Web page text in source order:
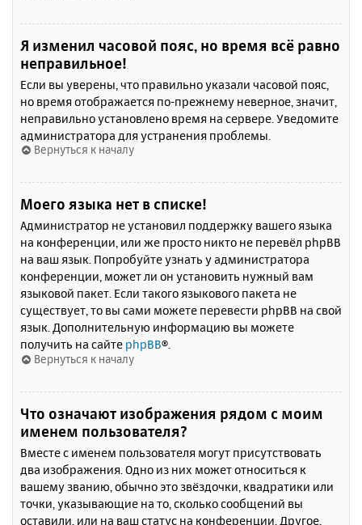
Я изменил часовой пояс, но время всё равно
неправильное!
Если вы уверены, что правильно указали часовой пояс,
но время отображается по-прежнему неверное, значит,
неправильно установлено время на сервере. Уведомите
администратора для устранения проблемы.
Вернуться к началу
Моего языка нет в списке!
Администратор не установил поддержку вашего языка
на конференции, или же просто никто не перевёл phpBB
на ваш язык. Попробуйте узнать у администратора
конференции, может ли он установить нужный вам
языковой пакет. Если такого языкового пакета не
существует, то вы сами можете перевести phpBB на свой
язык. Дополнительную информацию вы можете
получить на сайте phpBB®.
Вернуться к началу
Что означают изображения рядом с моим
именем пользователя?
Вместе с именем пользователя могут присутствовать
два изображения. Одно из них может относиться к
вашему званию, обычно это звёздочки, квадратики или
точки, указывающие на то, сколько сообщений вы
оставили, или на ваш статус на конференции. Другое,